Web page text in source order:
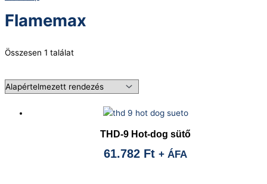
Flamemax
Összesen 1 találat
THD-9 Hot-dog sütő
61.782 Ft + ÁFA